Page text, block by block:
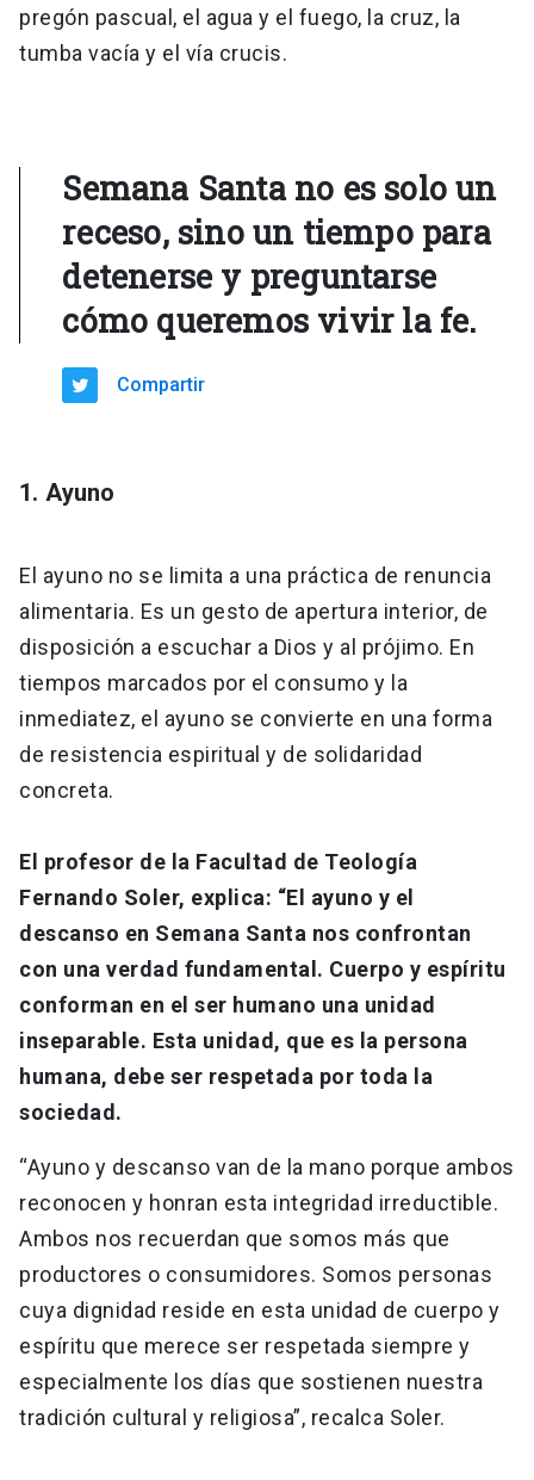
pregón pascual, el agua y el fuego, la cruz, la
tumba vacía y el vía crucis.
Semana Santa no es solo un
receso, sino un tiempo para
detenerse y preguntarse
cómo queremos vivir la fe.
Compartir
1. Ayuno
El ayuno no se limita a una práctica de renuncia
alimentaria. Es un gesto de apertura interior, de
disposición a escuchar a Dios y al prójimo. En
tiempos marcados por el consumo y la
inmediatez, el ayuno se convierte en una forma
de resistencia espiritual y de solidaridad
concreta.
El profesor de la Facultad de Teología
Fernando Soler, explica: “El ayuno y el
descanso en Semana Santa nos confrontan
con una verdad fundamental. Cuerpo y espíritu
conforman en el ser humano una unidad
inseparable. Esta unidad, que es la persona
humana, debe ser respetada por toda la
sociedad.
“Ayuno y descanso van de la mano porque ambos
reconocen y honran esta integridad irreductible.
Ambos nos recuerdan que somos más que
productores o consumidores. Somos personas
cuya dignidad reside en esta unidad de cuerpo y
espíritu que merece ser respetada siempre y
especialmente los días que sostienen nuestra
tradición cultural y religiosa”, recalca Soler.